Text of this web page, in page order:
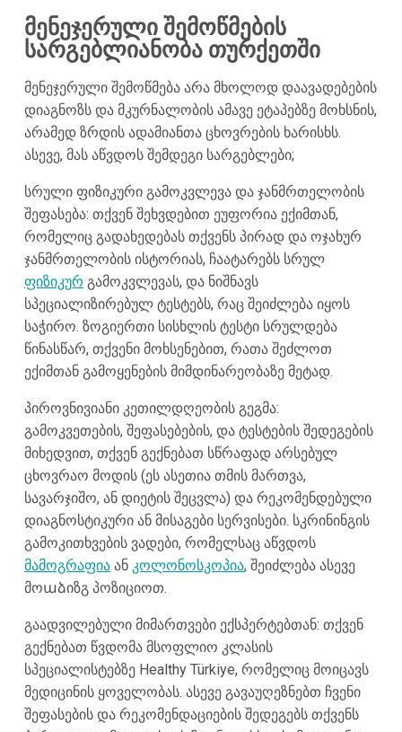
მენეჯერული შემოწმების
სარგებლიანობა თურქეთში
მენეჯერული შემოწმება არა მხოლოდ დაავადებების
დიაგნოზს და მკურნალობის ამავე ეტაპებზე მოხსნის,
არამედ ზრდის ადამიანთა ცხოვრების ხარისხს.
ასევე, მას აწვდოს შემდეგი სარგებლები;
სრული ფიზიკური გამოკვლევა და ჯანმრთელობის
შეფასება: თქვენ შეხვდებით ეუფორია ექიმთან,
რომელიც გადახედებას თქვენს პირად და ოჯახურ
ჯანმრთელობის ისტორიას, ჩაატარებს სრულ
ფიზიკურ გამოკვლევას, და ნიშნავს
სპეციალიზირებულ ტესტებს, რაც შეიძლება იყოს
საჭირო. ზოგიერთი სისხლის ტესტი სრულდება
წინასწარ, თქვენი მოხსენებით, რათა შეძლოთ
ექიმთან გამოყენების მიმდინარეობაზე მეტად.
პიროვნივიანი კეთილდღეობის გეგმა:
გამოკვეთების, შეფასებების, და ტესტების შედეგების
მიხედვით, თქვენ გექნებათ სწრაფად არსებულ
ცხოვრაო მოდის (ეს ასეთია თმის მართვა,
სავარჯიშო, ან დიეტის შეცვლა) და რეკომენდებული
დიაგნოსტიკური ან მისაგები სერვისები. სკრინინგის
გამოკითხვების ვადები, რომელსაც აწვდოს
მამოგრაფიაან კოლონოსკოპია, შეიძლება ასევე
მოաձიზგ პოზიციოთ.
გაადვილებული მიმართვები ექსპერტებთან: თქვენ
გექნებათ წვდომა მსოფლიო კლასის
სპეციალისტებზე Healthy Türkiye, რომელიც მოიცავს
მედიცინის ყოველობას. ასევე გავაუღეზნებთ ჩვენი
შეფასების და რეკომენდაციების შედეგებს თქვენს